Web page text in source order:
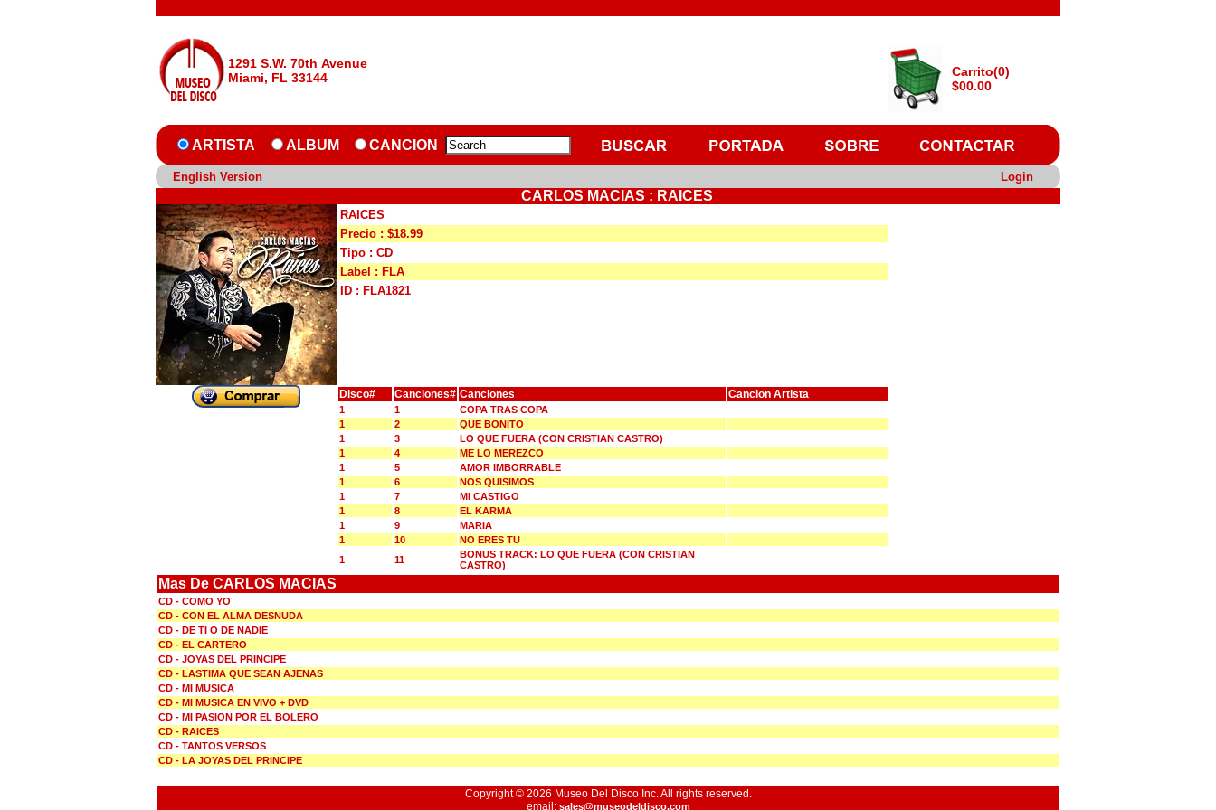
1291 S.W. 70th Avenue
Miami, FL 33144
Carrito(0)
$00.00
ARTISTA ALBUM CANCION
English Version Login
CARLOS MACIAS : RAICES
RAICES
Precio : $18.99
Tipo : CD
Label : FLA
ID : FLA1821
Disco# Canciones# Canciones Cancion Artista
1 1
COPA TRAS COPA
1
2
QUE BONITO
1
3
LO QUE FUERA (CON CRISTIAN CASTRO)
1
4
ME LO MEREZCO
1
5
AMOR IMBORRABLE
1
6
NOS QUISIMOS
1
7
MI CASTIGO
1
8
EL KARMA
1
9
MARIA
1
10
NO ERES TU
1
11
BONUS TRACK: LO QUE FUERA (CON CRISTIAN
CASTRO)
Mas De CARLOS MACIAS
CD - COMO YO
CD - CON EL ALMA DESNUDA
CD - DE TI O DE NADIE
CD - EL CARTERO
CD - JOYAS DEL PRINCIPE
CD - LASTIMA QUE SEAN AJENAS
CD - MI MUSICA
CD - MI MUSICA EN VIVO + DVD
CD - MI PASION POR EL BOLERO
CD - RAICES
CD - TANTOS VERSOS
CD - LA JOYAS DEL PRINCIPE
Copyright © 2026 Museo Del Disco Inc. All rights reserved.
email: sales@museodeldisco.com